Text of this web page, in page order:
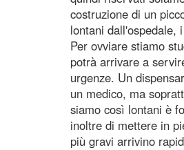
costruzione di un
lontani dall'ospedale,
Per ovviare stiamo
potrà arrivare a
urgenze. Un
un medico, ma
siamo così lontani è
inoltre di mettere in
più gravi arrivino